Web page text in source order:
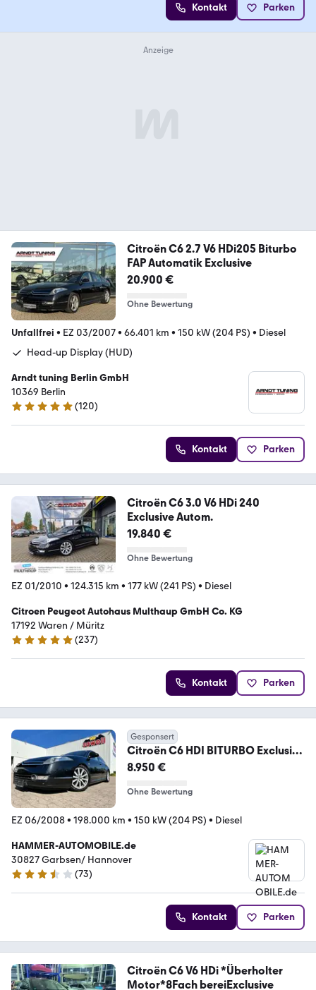
Kontakt Parken
Citroën C6 2.7 V6 HDi205 Biturbo
FAP Automatik Exclusive
20.900 €
Ohne Bewertung
Unfallfrei • EZ 03/2007• 66.401 km • 150 kW (204 PS) • Diesel
Head-up Display (HUD)
Arndt tuning Berlin GmbH
10369 Berlin
5 Sterne
(120)
Kontakt Parken
Citroën C6 3.0 V6 HDi 240
Exclusive Autom.
19.840 €
Ohne Bewertung
EZ 01/2010 • 124.315 km • 177 kW (241 PS) • Diesel
Citroen Peugeot Autohaus Multhaup GmbH Co. KG
17192 Waren / Müritz
4.9 Sterne
(237)
Kontakt Parken
Gesponsert
Citroën C6 HDI BITURBO Exclusive
NAVI LEDER ALU + WI KLI
8.950 €
Ohne Bewertung
EZ 06/2008• 198.000 km • 150 kW (204 PS) • Diesel
HAMMER-AUTOMOBILE.de
30827 Garbsen/ Hannover
3.4 Sterne
(73)
Kontakt Parken
Citroën C6 V6 HDi *Überholter
Motor*8Fach bereiExclusive